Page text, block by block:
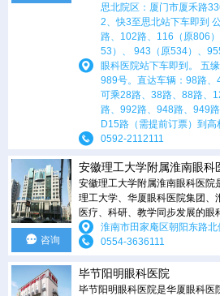
思北院区：厦门市厦禾路
2、快3至思北站下车即到
路、102路、116（原806
53）、 943（原534）、
眼科医院站下车即到。 五
989号。直达车辆：98路
可乘28路、38路、88路、
路、992路、948路、949
D15路（需提前订票）到高
0592-2112111
咨询
安徽理工大学附属淮南眼科
安徽理工大学附属淮南眼科医院
理工大学、华厦眼科医院集团、
医疗、科研、教学同步发展的眼
淮南市田家庵区朝阳东路
0554-3636111
毕节阳明眼科医院
毕节阳明眼科医院是华厦眼科医